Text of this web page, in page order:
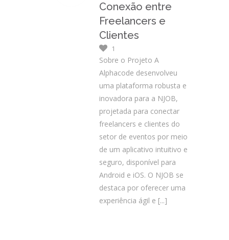
Conexão entre
Freelancers e
Clientes
1
Sobre o Projeto A
Alphacode desenvolveu
uma plataforma robusta e
inovadora para a NJOB,
projetada para conectar
freelancers e clientes do
setor de eventos por meio
de um aplicativo intuitivo e
seguro, disponível para
Android e iOS. O NJOB se
destaca por oferecer uma
experiência ágil e [...]